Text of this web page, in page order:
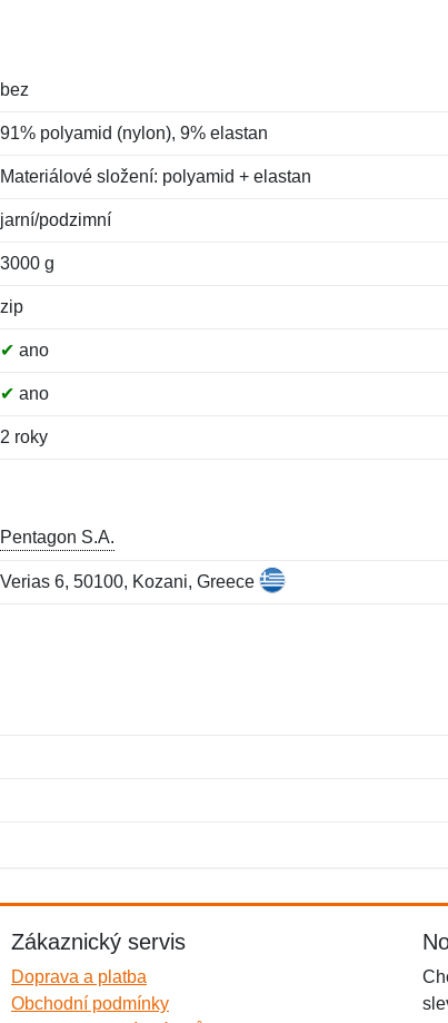
bez
91% polyamid (nylon), 9% elastan
Materiálové složení: polyamid + elastan
jarní/podzimní
3000 g
zip
✔ ano
✔ ano
2 roky
Pentagon S.A.
Verias 6, 50100, Kozani, Greece
Zákaznický servis
Doprava a platba
Obchodní podmínky